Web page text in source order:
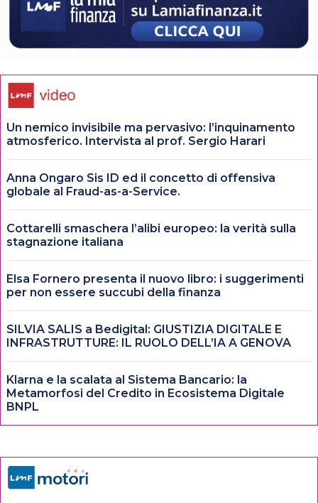
Un nemico invisibile ma pervasivo: l’inquinamento
atmosferico. Intervista al prof. Sergio Harari
Anna Ongaro Sis ID ed il concetto di offensiva
globale al Fraud-as-a-Service.
Cottarelli smaschera l’alibi europeo: la verità sulla
stagnazione italiana
Elsa Fornero presenta il nuovo libro: i suggerimenti
per non essere succubi della finanza
SILVIA SALIS a Bedigital: GIUSTIZIA DIGITALE E
INFRASTRUTTURE: IL RUOLO DELL’IA A GENOVA
Klarna e la scalata al Sistema Bancario: la
Metamorfosi del Credito in Ecosistema Digitale
BNPL